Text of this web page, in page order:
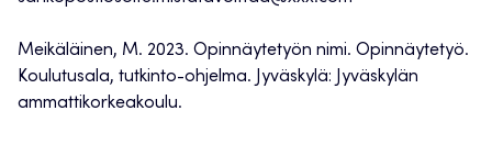
Meikäläinen, M. 2023. Opinnäytetyön nimi. Opinnäytetyö.
Koulutusala, tutkinto-ohjelma. Jyväskylä: Jyväskylän
ammattikorkeakoulu.